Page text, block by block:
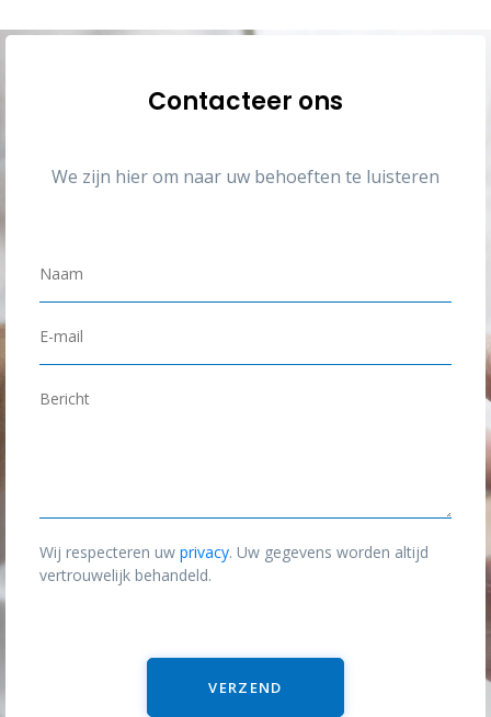
Contacteer ons
We zijn hier om naar uw behoeften te luisteren
N
a
a
m
*
E
-
m
*
B
c
h
t
Wij respecteren uw privacy. Uw gegevens worden altijd
vertrouwelijk behandeld.
VERZEND